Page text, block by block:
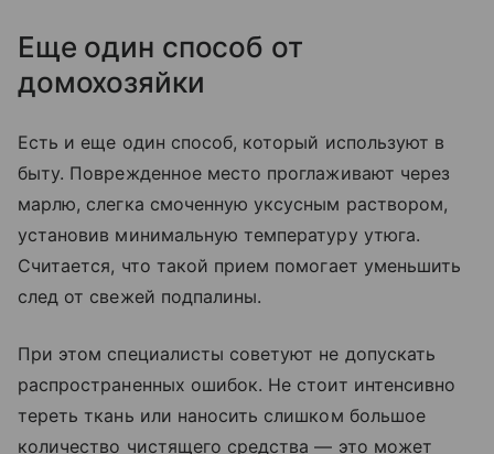
Еще один способ от
домохозяйки
Есть и еще один способ, который используют в
быту. Поврежденное место проглаживают через
марлю, слегка смоченную уксусным раствором,
установив минимальную температуру утюга.
Считается, что такой прием помогает уменьшить
след от свежей подпалины.
При этом специалисты советуют не допускать
распространенных ошибок. Не стоит интенсивно
тереть ткань или наносить слишком большое
количество чистящего средства — это может